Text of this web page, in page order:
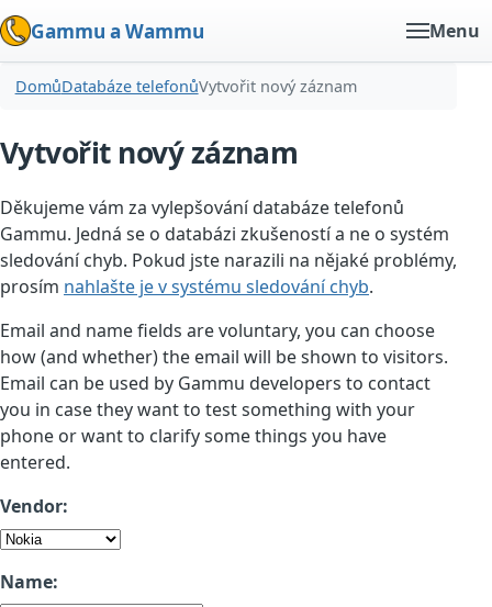
Gammu a Wammu Menu
DomůDatabáze telefonůVytvořit nový záznam
Vytvořit nový záznam
Děkujeme vám za vylepšování databáze telefonů
Gammu. Jedná se o databázi zkušeností a ne o systém
sledování chyb. Pokud jste narazili na nějaké problémy,
prosím nahlašte je v systému sledování chyb.
Email and name fields are voluntary, you can choose
how (and whether) the email will be shown to visitors.
Email can be used by Gammu developers to contact
you in case they want to test something with your
phone or want to clarify some things you have
entered.
Vendor:
Name: